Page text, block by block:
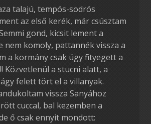
talajú, tempós-sodrós
az első kerék, már csúsztam
gond, kicsit lement a
nem komoly, pattannék vissza a
a kormány csak úgy fityegett a
Közvetlenül a stucni alatt, a
felett tört el a villanyak.
vissza Sanyához
cuccal, bal kezemben a
ő csak ennyit mondott: